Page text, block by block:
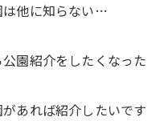
は他に知らない…
公園紹介をしたくなっ
あれば紹介したいです